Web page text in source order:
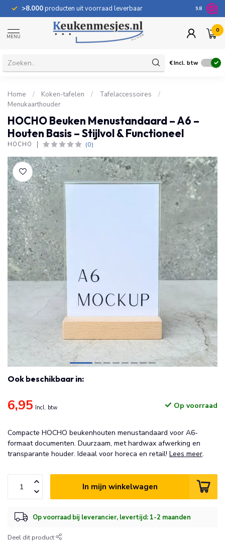
>8.000producten uit voorraad leverbaar 100
9.8
MENU
0
€Incl. btw
Home / Koken-tafelen / Tafelaccessoires
/
Menukaarthouder
HOCHO Beuken Menustandaard – A6 –
Houten Basis – Stijlvol & Functioneel
HOCHO (0)
Ook beschikbaar in:
6,95 Incl. btw Op voorraad
Compacte HOCHO beukenhouten menustandaard voor A6-
formaat documenten. Duurzaam, met hardwax afwerking en
transparante houder. Ideaal voor horeca en retail! Lees meer.
In mijn winkelwagen
Op voorraad bij leverancier, levertijd: 1-2 maanden
Deel dit product